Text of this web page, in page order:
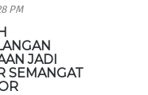
PM
JADI
SEMANGAT